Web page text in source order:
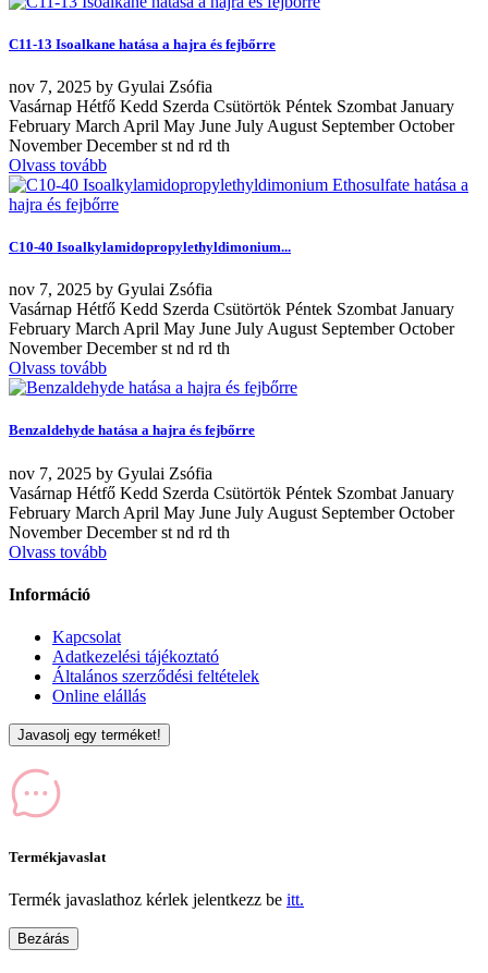
C11-13 Isoalkane hatása a hajra és fejbőrre
nov 7, 2025 by Gyulai Zsófia
Vasárnap Hétfő Kedd Szerda Csütörtök Péntek Szombat January
February March April May June July August September October
November December st nd rd th
Olvass tovább
C10-40 Isoalkylamidopropylethyldimonium...
nov 7, 2025 by Gyulai Zsófia
Vasárnap Hétfő Kedd Szerda Csütörtök Péntek Szombat January
February March April May June July August September October
November December st nd rd th
Olvass tovább
Benzaldehyde hatása a hajra és fejbőrre
nov 7, 2025 by Gyulai Zsófia
Vasárnap Hétfő Kedd Szerda Csütörtök Péntek Szombat January
February March April May June July August September October
November December st nd rd th
Olvass tovább
Információ
Kapcsolat
Adatkezelési tájékoztató
Általános szerződési feltételek
Online elállás
Javasolj egy terméket!
Termékjavaslat
Termék javaslathoz kérlek jelentkezz be itt.
Bezárás